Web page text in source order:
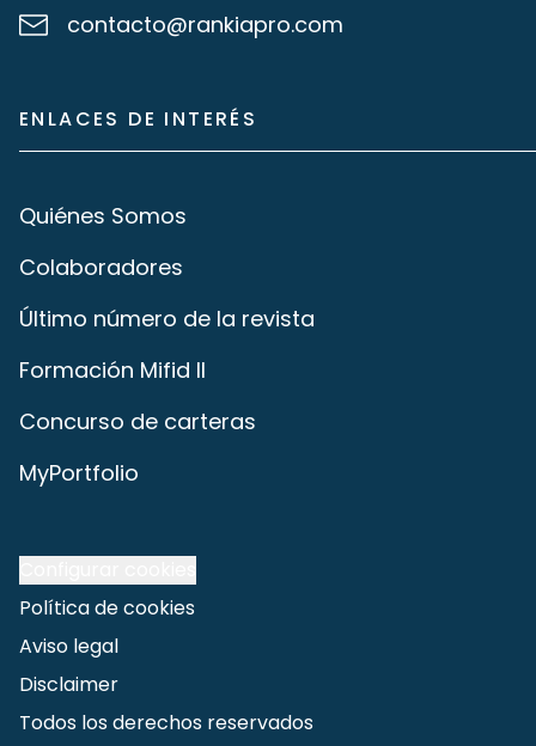
contacto@rankiapro.com
ENLACES DE INTERÉS
Quiénes Somos
Colaboradores
Último número de la revista
Formación Mifid II
Concurso de carteras
MyPortfolio
Política de cookies
Aviso legal
Disclaimer
Todos los derechos reservados